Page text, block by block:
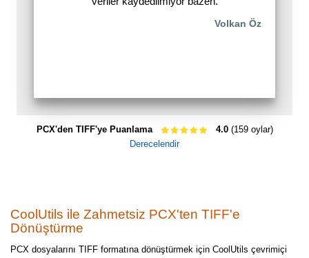
Volkan Öz
PCX'den TIFF'ye Puanlama 4.0(159 oylar)
Derecelendir
CoolUtils ile Zahmetsiz PCX'ten TIFF'e
Dönüştürme
PCX dosyalarını TIFF formatına dönüştürmek için CoolUtils çevrimiçi